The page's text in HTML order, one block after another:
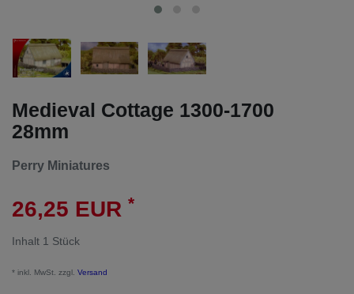
Medieval Cottage 1300-1700
28mm
Perry Miniatures
26,25 EUR *
Inhalt 1 Stück
* inkl. MwSt. zzgl. Versand